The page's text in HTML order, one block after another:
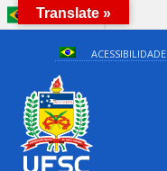
BRASIL
ACESSIBILIDADE
Translate »